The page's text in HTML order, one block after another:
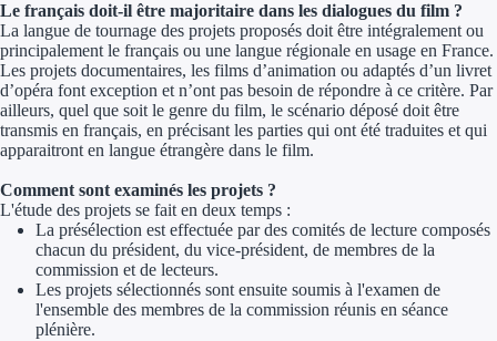
Le français doit-il être majoritaire dans les dialogues du film ?
La langue de tournage des projets proposés doit être intégralement ou
principalement le français ou une langue régionale en usage en France.
Les projets documentaires, les films d’animation ou adaptés d’un livret
d’opéra font exception et n’ont pas besoin de répondre à ce critère. Par
ailleurs, quel que soit le genre du film, le scénario déposé doit être
transmis en français, en précisant les parties qui ont été traduites et qui
apparaitront en langue étrangère dans le film.
Comment sont examinés les projets ?
L'étude des projets se fait en deux temps :
La présélection est effectuée par des comités de lecture composés
chacun du président, du vice-président, de membres de la
commission et de lecteurs.
Les projets sélectionnés sont ensuite soumis à l'examen de
l'ensemble des membres de la commission réunis en séance
plénière.